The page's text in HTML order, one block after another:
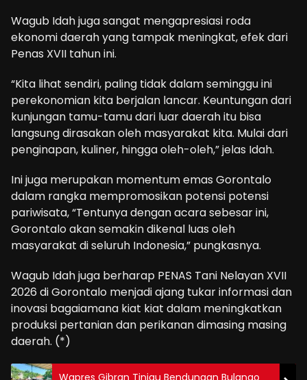
Wagub Idah juga sangat mengapresiasi roda
ekonomi daerah yang tampak meningkat, efek dari
Penas XVII tahun ini.
“Kita lihat sendiri, paling tidak dalam seminggu ini
perekonomian kita berjalan lancar. Keuntungan dari
kunjungan tamu-tamu dari luar daerah itu bisa
langsung dirasakan oleh masyarakat kita. Mulai dari
penginapan, kuliner, hingga oleh-oleh,” jelas Idah.
Ini juga merupakan momentum emas Gorontalo
dalam rangka mempromosikan potensi potensi
pariwisata, “Tentunya dengan acara sebesar ini,
Gorontalo akan semakin dikenal luas oleh
masyarakat di seluruh Indonesia,” pungkasnya.
Wagub Idah juga berharap PENAS Tani Nelayan XVII
2026 di Gorontalo menjadi ajang tukar informasi dan
inovasi bagaiamana kiat kiat dalam meningkatkan
produksi pertanian dan perikanan dimasing masing
daerah. (*)